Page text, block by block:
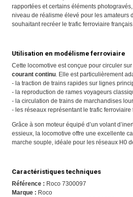
rapportées et certains éléments
niveau de réalisme élevé pour les amateurs
souhaitant recréer le trafic ferroviaire
Utilisation en modélisme ferroviaire
Cette locomotive est conçue pour circuler
courant continu. Elle est particulièrement
- la traction de trains rapides sur lignes
- la reproduction de rames voyageurs
- la circulation de trains de marchandises
- les réseaux représentant le trafic ferroviaire
Grâce à son moteur équipé d’un volant
essieux, la locomotive offre une excellente
marche souple, idéale pour les réseaux H0
Caractéristiques techniques
Référence : Roco 7300097
Marque : Roco